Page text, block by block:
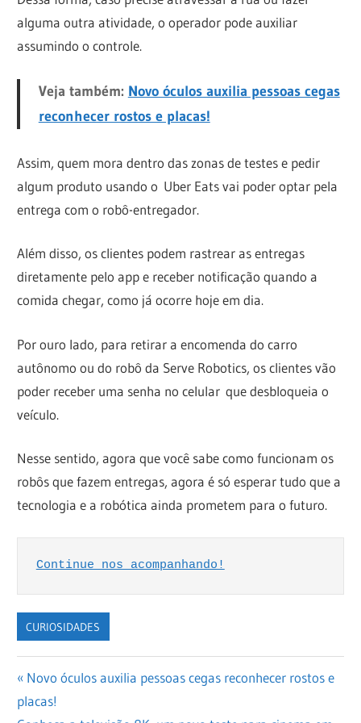
alguma outra atividade, o operador pode auxiliar
assumindo o controle.
Veja também: Novo óculos auxilia pessoas cegas
reconhecer rostos e placas!
Assim, quem mora dentro das zonas de testes e pedir
algum produto usando o Uber Eats vai poder optar pela
entrega com o robô-entregador.
Além disso, os clientes podem rastrear as entregas
diretamente pelo app e receber notificação quando a
comida chegar, como já ocorre hoje em dia.
Por ouro lado, para retirar a encomenda do carro
autônomo ou do robô da Serve Robotics, osclientes vão
poder receber uma senha no celular que desbloqueia o
veículo.
Nesse sentido, agora que você sabe como funcionam os
robôs que fazem entregas, agora é só esperar tudo que a
tecnologia e a robótica ainda prometem para o futuro.
Continue nos acompanhando!
CURIOSIDADES
Navegação
de
Previous
Post:
Novo óculos auxilia pessoas cegas reconhecer rostos e
placas!